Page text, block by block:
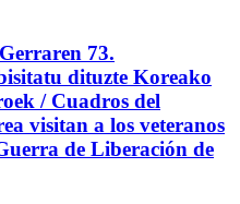
73.
dituzte Koreako
/ Cuadros del
visitan a los veteranos
de Liberación de